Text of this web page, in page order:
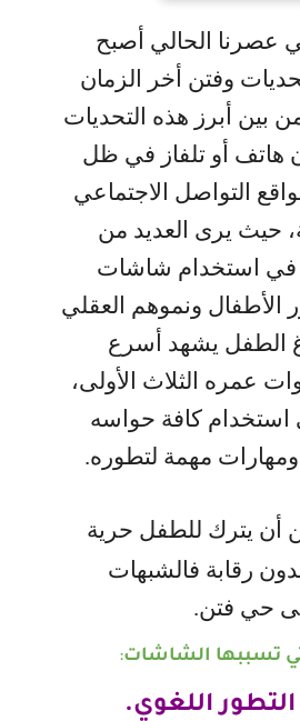
عصرنا الحالي أصبح
وفتن أخر الزمان
بين أبرز هذه التحديات
هاتف أو تلفاز في ظل
التواصل الاجتماعي
حيث يرى العديد من
في استخدام شاشات
الأطفال ونموهم العقلي
الطفل يشهد أسرع
عمره الثلاث الأولى،
استخدام كافة حواسه
مهمة لتطوره.
أن يترك للطفل حرية
رقابة فالشبهات
حي فتن.
تسببها الشاشات:
اللغوي.